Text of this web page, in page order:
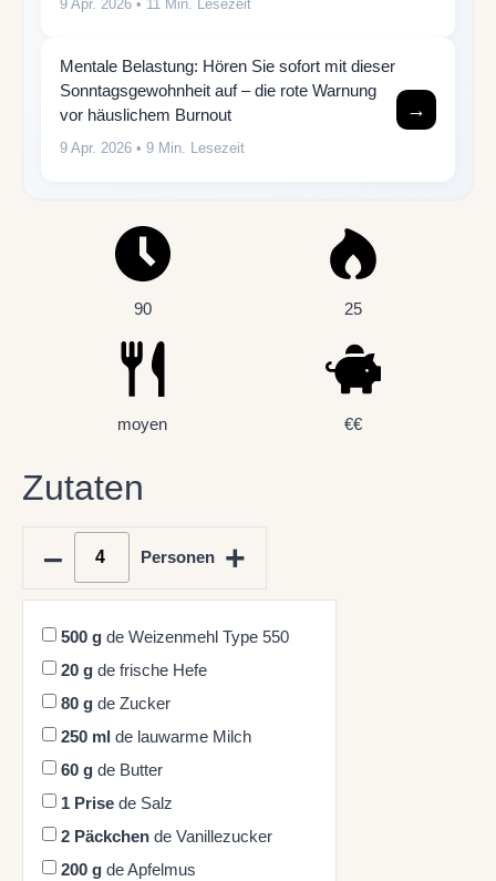
9 Apr. 2026 • 11 Min. Lesezeit
Mentale Belastung: Hören Sie sofort mit dieser
Sonntagsgewohnheit auf – die rote Warnung
vor häuslichem Burnout
9 Apr. 2026 • 9 Min. Lesezeit
→
90 25
moyen €€
Zutaten
–
Personen +
500 g de Weizenmehl Type 550
20 g de frische Hefe
80 g de Zucker
250 ml de lauwarme Milch
60 g de Butter
1 Prise de Salz
2 Päckchen de Vanillezucker
200 g de Apfelmus